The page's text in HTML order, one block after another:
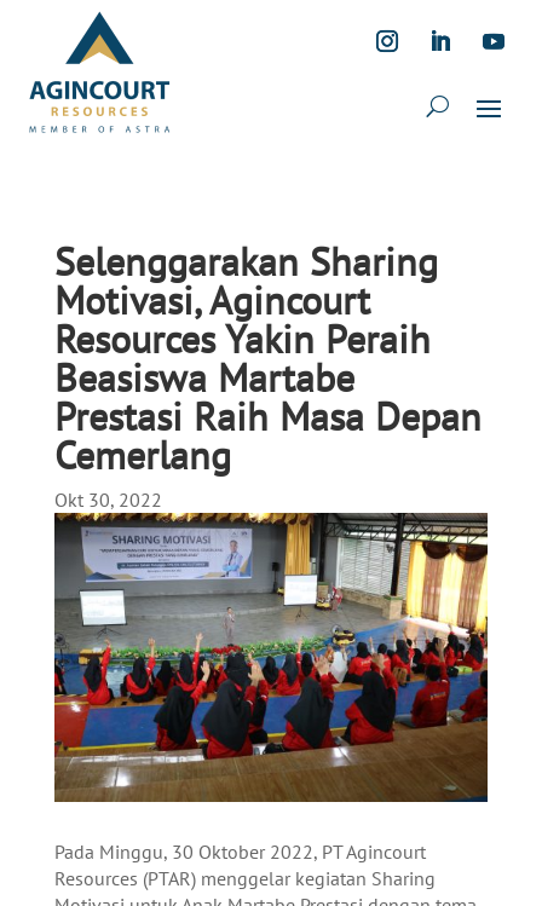
Selenggarakan Sharing
Motivasi, Agincourt
Resources Yakin Peraih
Beasiswa Martabe
Prestasi Raih Masa Depan
Cemerlang
Okt 30, 2022
Pada Minggu, 30 Oktober 2022, PT Agincourt
Resources (PTAR) menggelar kegiatan Sharing